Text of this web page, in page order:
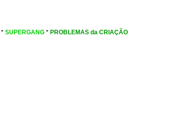
* SUPERGANG * PROBLEMAS da CRIAÇÃO